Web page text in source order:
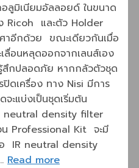
อลูมิเนียมอัลลอยด์ ในขนาด
Ricoh และตัว Holder
าอีกด้วย ขณะเดียวกันเมื่อ
ลื่อนหลุดออกจากเลนส์เอง
รู้สึกปลอดภัย หากกลัวตัวชุด
ปิดเครื่อง ทาง Nisi มีการ
ะแบ่งเป็นชุดเริ่มต้น
density filter
Professional Kit จะมี
อ IR neutral density
Read more